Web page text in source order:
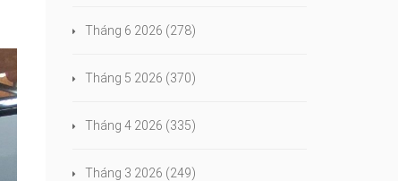
Tháng 6 2026 (278)
Tháng 5 2026 (370)
Tháng 4 2026 (335)
Tháng 3 2026 (249)